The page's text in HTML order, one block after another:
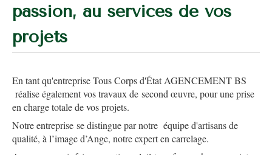
passion, au services de vos
projets
En tant qu'entreprise Tous Corps d'État AGENCEMENT BS
réalise également vos travaux de second œuvre, pour une prise
en charge totale de vos projets.
Notre entreprise se distingue par notre équipe d'artisans de
qualité, à l’image d’Ange, notre expert en carrelage.